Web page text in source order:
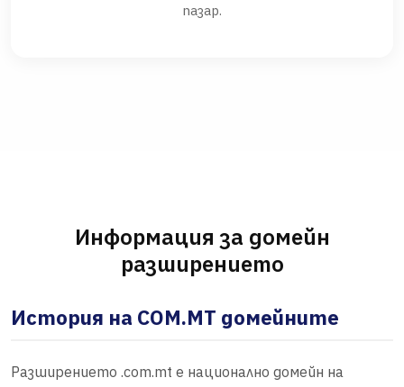
пазар.
Информация за домейн
разширението
История на COM.MT домейните
Разширението .com.mt е национално домейн на